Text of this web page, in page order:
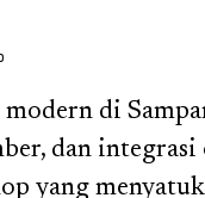
di
dan
yang